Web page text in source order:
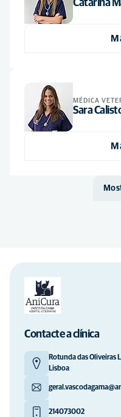
Catarina
MÉDICA
Sara
Contacte a clínica
Rotunda das Oliveiras
Lisboa
214073002